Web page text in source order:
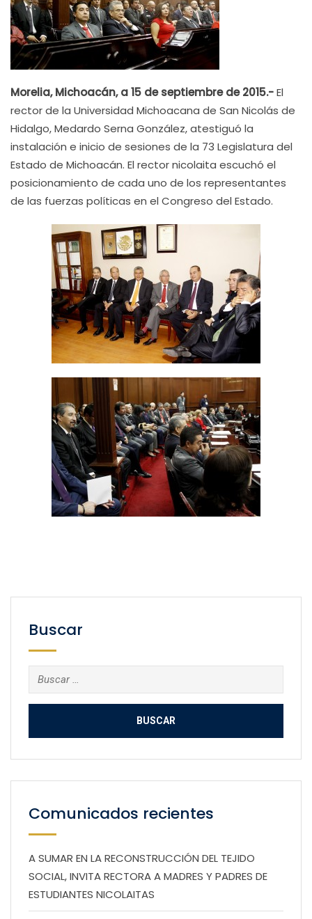
Morelia, Michoacán, a 15 de septiembre de 2015.-El
rector de la Universidad Michoacana de San Nicolás de
Hidalgo, Medardo Serna González, atestiguó la
instalación e inicio de sesiones de la 73 Legislatura del
Estado de Michoacán. El rector nicolaita escuchó el
posicionamiento de cada uno de los representantes
de las fuerzas políticas en el Congreso del Estado.
Buscar
Buscar:
Comunicados recientes
A SUMAR EN LA RECONSTRUCCIÓN DEL TEJIDO
SOCIAL, INVITA RECTORA A MADRES Y PADRES DE
ESTUDIANTES NICOLAITAS